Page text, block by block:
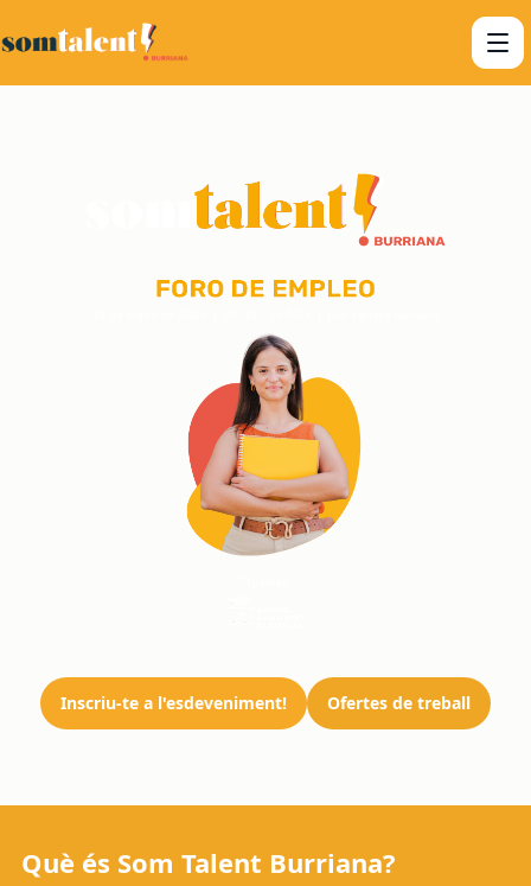
Inscriu-te a l'esdeveniment! Ofertes de treball
Què és Som Talent Burriana?